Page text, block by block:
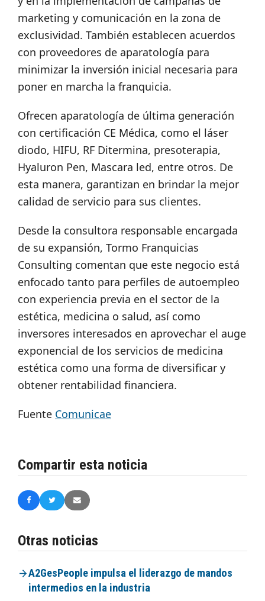
marketing y comunicación en la zona de
exclusividad. También establecen acuerdos
con proveedores de aparatología para
minimizar la inversión inicial necesaria para
poner en marcha la franquicia.
Ofrecen aparatología de última generación
con certificación CE Médica, como el láser
diodo, HIFU, RF Ditermina, presoterapia,
Hyaluron Pen, Mascara led, entre otros. De
esta manera, garantizan en brindar la mejor
calidad de servicio para sus clientes.
Desde la consultora responsable encargada
de su expansión, Tormo Franquicias
Consulting comentan que este negocio está
enfocado tanto para perfiles de autoempleo
con experiencia previa en el sector de la
estética, medicina o salud, así como
inversores interesados en aprovechar el auge
exponencial de los servicios de medicina
estética como una forma de diversificar y
obtener rentabilidad financiera.
Fuente Comunicae
Compartir esta noticia
Otras noticias
A2GesPeople impulsa el liderazgo de mandos
intermedios en la industria